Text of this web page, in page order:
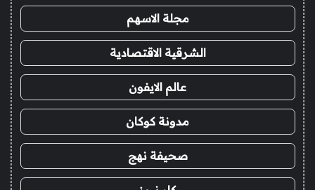
مجلة الاسهم
الشرقية الاقتصادية
عالم الايفون
مدونة كوكان
صحيفة نهج